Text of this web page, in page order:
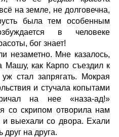
на земле, не долговечна,
была тем особенным
в человеке
бог знает!
незаметно. Мне казалось,
Машу, как Карпо съездил к
стал запрягать. Мокрая
и стучала копытами
на нее «наза-ад!»
со скрипом отворила нам
выехали со двора. Ехали
на друга.